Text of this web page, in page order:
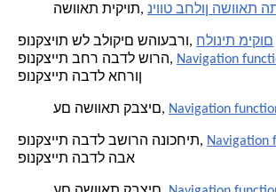
השוואת תיקיות, בחלון השוואת התיקיות
פונקציות של בלוקים שהועברו, חלונית מיקום
פונקציית בחר הבדל שורה, Navigation
פונקציית הבדל אחרון
עם השוואת קבצים, Navigation
פונקציית הבדל בשורה הנוכחית, Navigation
פונקציית הבדל הבא